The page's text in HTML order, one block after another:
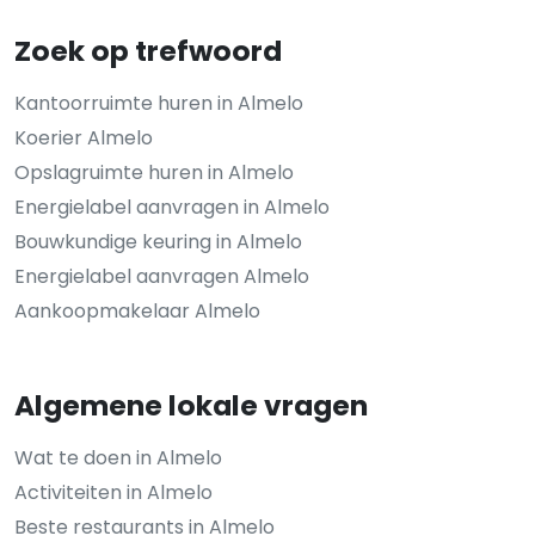
Zoek op trefwoord
Kantoorruimte huren in Almelo
Koerier Almelo
Opslagruimte huren in Almelo
Energielabel aanvragen in Almelo
Bouwkundige keuring in Almelo
Energielabel aanvragen Almelo
Aankoopmakelaar Almelo
Algemene lokale vragen
Wat te doen in Almelo
Activiteiten in Almelo
Beste restaurants in Almelo